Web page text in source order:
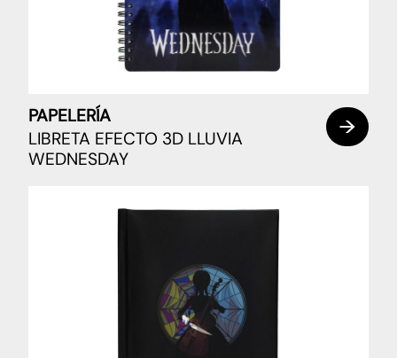
PAPELERÍA
LIBRETA EFECTO 3D LLUVIA
WEDNESDAY